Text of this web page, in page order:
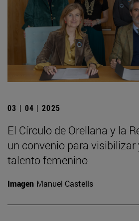
03 | 04 | 2025
El Círculo de Orellana y la
un convenio para visibilizar
talento femenino
Imagen Manuel Castells